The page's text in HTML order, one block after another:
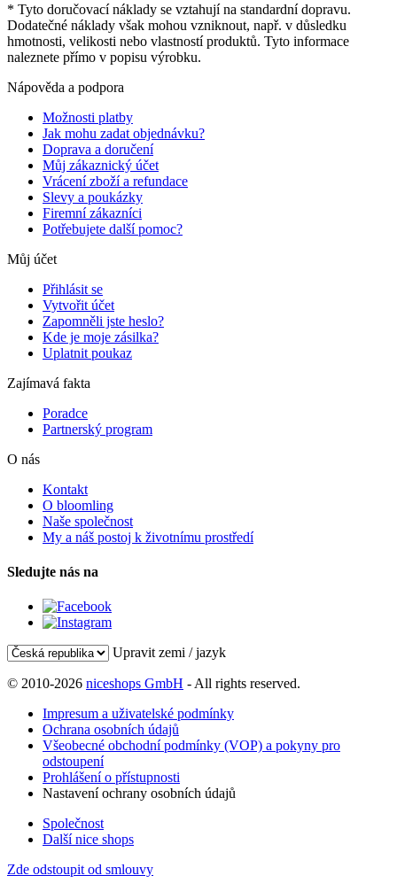
* Tyto doručovací náklady se vztahují na standardní dopravu.
Dodatečné náklady však mohou vzniknout, např. v důsledku
hmotnosti, velikosti nebo vlastností produktů. Tyto informace
naleznete přímo v popisu výrobku.
Nápověda a podpora
Možnosti platby
Jak mohu zadat objednávku?
Doprava a doručení
Můj zákaznický účet
Vrácení zboží a refundace
Slevy a poukázky
Firemní zákazníci
Potřebujete další pomoc?
Můj účet
Přihlásit se
Vytvořit účet
Zapomněli jste heslo?
Kde je moje zásilka?
Uplatnit poukaz
Zajímavá fakta
Poradce
Partnerský program
O nás
Kontakt
O bloomling
Naše společnost
My a náš postoj k životnímu prostředí
Sledujte nás na
Upravit zemi / jazyk
© 2010-2026 niceshops GmbH - All rights reserved.
Impresum a uživatelské podmínky
Ochrana osobních údajů
Všeobecné obchodní podmínky (VOP) a pokyny pro
odstoupení
Prohlášení o přístupnosti
Nastavení ochrany osobních údajů
Společnost
Další nice shops
Zde odstoupit od smlouvy